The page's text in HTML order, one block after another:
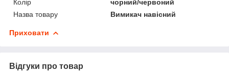
Колір
чорний/червоний
Назва товару
Вимикач навісний
Приховати
Відгуки про товар